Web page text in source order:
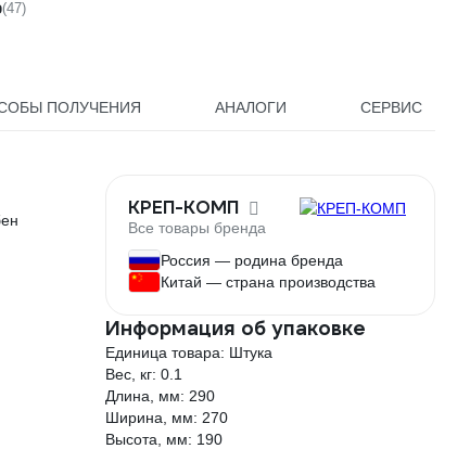
(47)
ПОЛУЧЕНИЯ АНАЛОГИ СЕРВИС
КРЕП-КОМП
Все товары бренда
Россия — родина бренда
Китай — страна производства
Информация об упаковке
Единица товара: Штука
Вес, кг: 0.1
Длина, мм: 290
Ширина, мм: 270
Высота, мм: 190